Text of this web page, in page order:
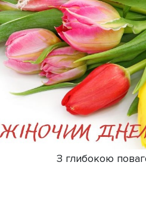
З глибокою